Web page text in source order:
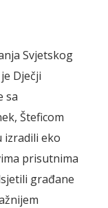
Svjetskog
Dječji
sa
Šteficom
izradili eko
prisutnima
građane